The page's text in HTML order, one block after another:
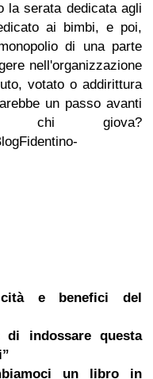
la serata dedicata agli
ai bimbi, e poi,
di una parte
nell'organizzazione
votato o addirittura
un passo avanti
chi giova?
e benefici del
di indossare questa
un libro in